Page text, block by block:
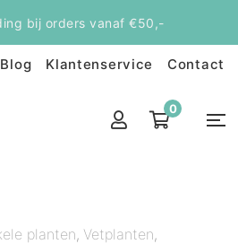
bij orders vanaf €50,-
Blog Klantenservice Contact
0
planten, Vetplanten,